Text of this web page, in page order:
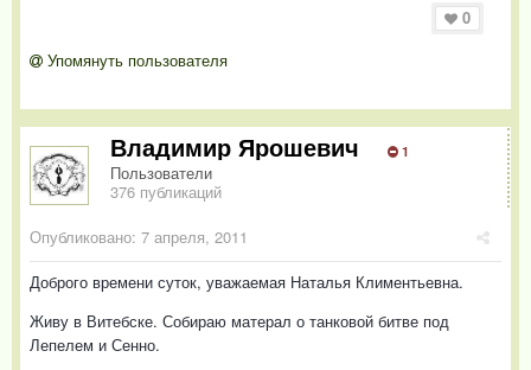
0
Упомянуть пользователя
Владимир Ярошевич 1
Пользователи
376 публикаций
Опубликовано: 7 апреля, 2011
Доброго времени суток, уважаемая Наталья Климентьевна.
Живу в Витебске. Собираю матерал о танковой битве под
Лепелем и Сенно.